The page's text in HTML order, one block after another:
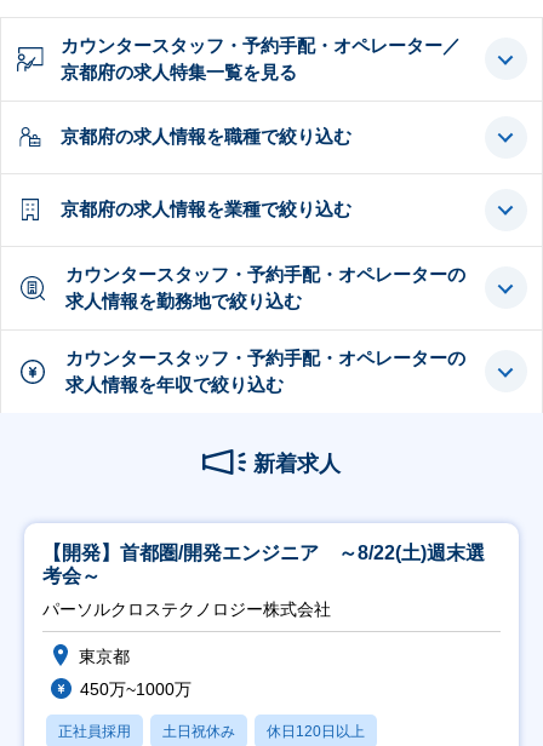
カウンタースタッフ・予約手配・オペレーター／
京都府の求人特集一覧を見る
京都府の求人情報を職種で絞り込む
京都府の求人情報を業種で絞り込む
カウンタースタッフ・予約手配・オペレーターの
求人情報を勤務地で絞り込む
カウンタースタッフ・予約手配・オペレーターの
求人情報を年収で絞り込む
新着求人
【開発】首都圏/開発エンジニア ～8/22(土)週末選
考会～
パーソルクロステクノロジー株式会社
東京都
450万~1000万
正社員採用 土日祝休み 休日120日以上